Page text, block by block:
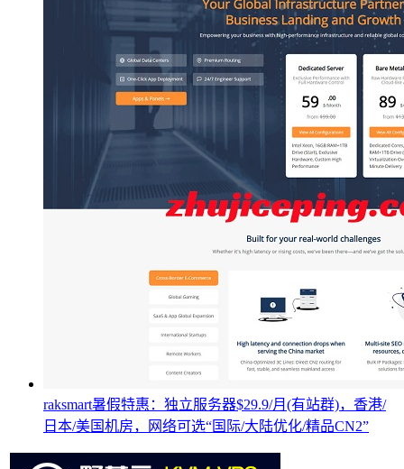
raksmart暑假特惠：独立服务器$29.9/月(有站群)，香港/
日本/美国机房，网络可选“国际/大陆优化/精品CN2”